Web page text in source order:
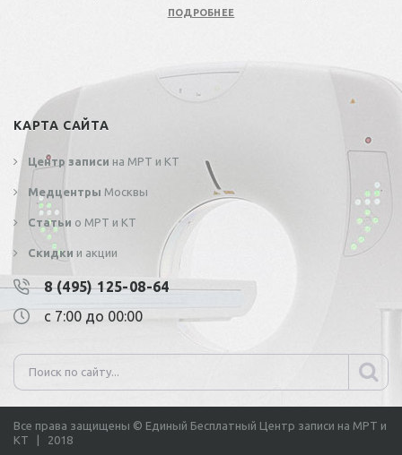
ПОДРОБНЕЕ
КАРТА САЙТА
Центр записи на МРТ и КТ
Медцентры Москвы
Статьи о МРТ и КТ
Скидки и акции
8 (495) 125-08-64
с 7:00 до 00:00
Все права защищены © Единый Бесплатный Центр записи на МРТ и
КТ | 2018